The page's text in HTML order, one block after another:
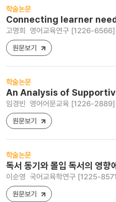
학술논문
Connecting learner
고명희 영어교육연구 [1226-
원문보기
학술논문
An Analysis of
임경빈 영어어문교육 [1226-
원문보기
학술논문
독서 동기와 몰입 독서의 영향
이순영 국어교육학연구 [1225-
원문보기